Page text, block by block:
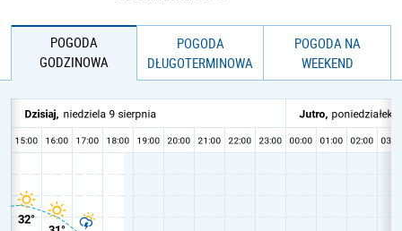
POGODA
GODZINOWA
POGODA
DŁUGOTERMINOWA
POGODA NA
WEEKEND